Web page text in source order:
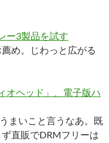
ー3製品を試す
め。じわっと広がる
オヘッド」、電子版ハ
まいこと言うなあ。既
直販でDRMフリーは